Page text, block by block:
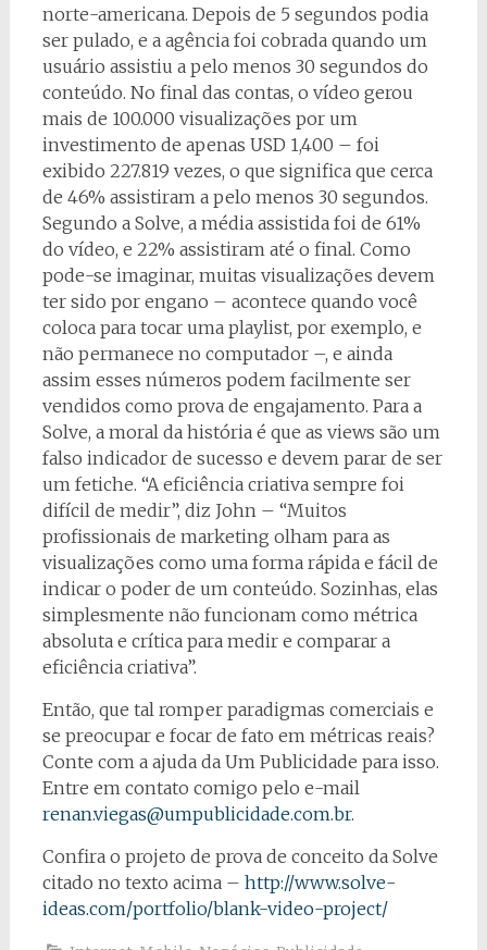
norte-americana. Depois de 5 segundos podia
ser pulado, e a agência foi cobrada quando um
usuário assistiu a pelo menos 30 segundos do
conteúdo. No final das contas, o vídeo gerou
mais de 100.000 visualizações por um
investimento de apenas USD 1,400 – foi
exibido 227.819 vezes, o que significa que cerca
de 46% assistiram a pelo menos 30 segundos.
Segundo a Solve, a média assistida foi de 61%
do vídeo, e 22% assistiram até o final. Como
pode-se imaginar, muitas visualizações devem
ter sido por engano – acontece quando você
coloca para tocar uma playlist, por exemplo, e
não permanece no computador –, e ainda
assim esses números podem facilmente ser
vendidos como prova de engajamento. Para a
Solve, a moral da história é que as views são um
falso indicador de sucesso e devem parar de ser
um fetiche. “A eficiência criativa sempre foi
difícil de medir”, diz John – “Muitos
profissionais de marketing olham para as
visualizações como uma forma rápida e fácil de
indicar o poder de um conteúdo. Sozinhas, elas
simplesmente não funcionam como métrica
absoluta e crítica para medir e comparar a
eficiência criativa”.
Então, que tal romper paradigmas comerciais e
se preocupar e focar de fato em métricas reais?
Conte com a ajuda da Um Publicidade para isso.
Entre em contato comigo pelo e-mail
renan.viegas@umpublicidade.com.br.
Confira o projeto de prova de conceito da Solve
citado no texto acima – http://www.solve-
ideas.com/portfolio/blank-video-project/